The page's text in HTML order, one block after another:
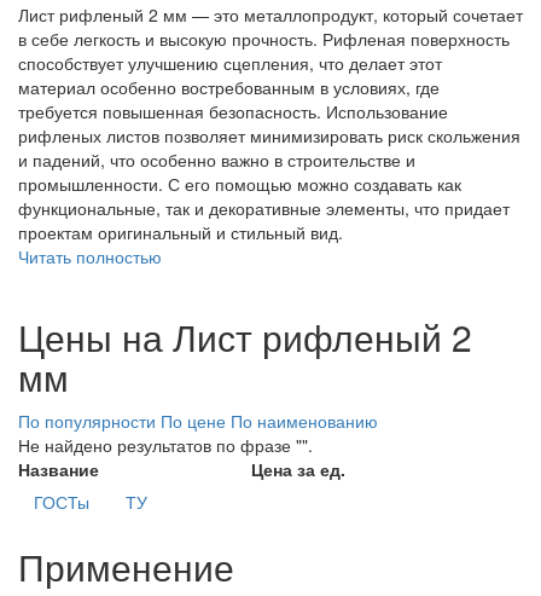
Лист рифленый 2 мм — это металлопродукт, который сочетает
в себе легкость и высокую прочность. Рифленая поверхность
способствует улучшению сцепления, что делает этот
материал особенно востребованным в условиях, где
требуется повышенная безопасность. Использование
рифленых листов позволяет минимизировать риск скольжения
и падений, что особенно важно в строительстве и
промышленности. С его помощью можно создавать как
функциональные, так и декоративные элементы, что придает
проектам оригинальный и стильный вид.
Читать полностью
Цены на Лист рифленый 2
мм
По популярности По цене По наименованию
Не найдено результатов по фразе "".
Название
Цена за ед.
ГОСТы
ТУ
Применение